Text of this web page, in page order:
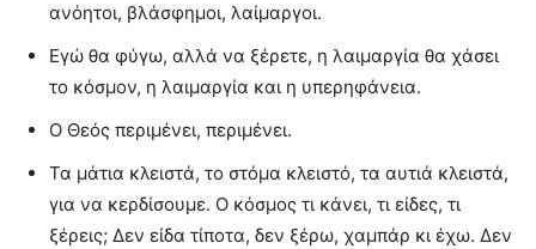
ανόητοι, βλάσφημοι, λαίμαργοι.
Εγώ θα φύγω, αλλά να ξέρετε, η λαιμαργία θα χάσει
το κόσμον, η λαιμαργία και η υπερηφάνεια.
Ο Θεός περιμένει, περιμένει.
Τα μάτια κλειστά, το στόμα κλειστό, τα αυτιά κλειστά,
για να κερδίσουμε. Ο κόσμος τι κάνει, τι είδες, τι
ξέρεις; Δεν είδα τίποτα, δεν ξέρω, χαμπάρ κι έχω. Δεν